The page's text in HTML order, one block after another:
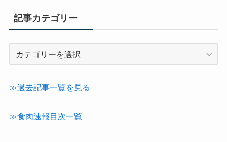
記事カテゴリー
テ
≫過去記事一覧を見る
≫食肉速報目次一覧